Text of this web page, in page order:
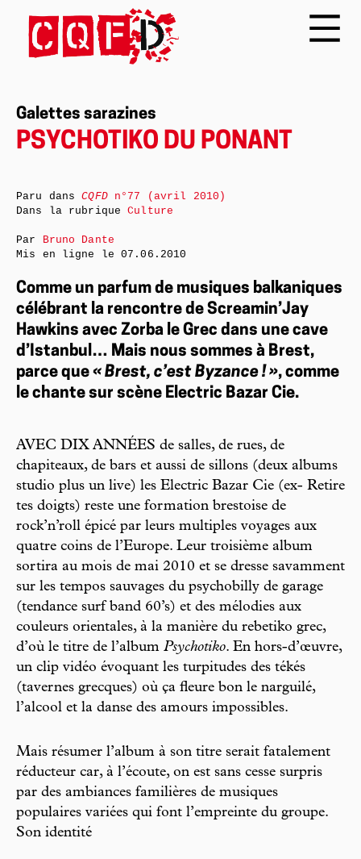
Galettes sarazines
PSYCHOTIKO DU PONANT
Comme un parfum de musiques balkaniques
célébrant la rencontre de Screamin’Jay
Hawkins avec Zorba le Grec dans une cave
d’Istanbul… Mais nous sommes à Brest,
parce que « Brest, c’est Byzance ! », comme
le chante sur scène Electric Bazar Cie.
AVEC DIX ANNÉES de salles, de rues, de
chapiteaux, de bars et aussi de sillons (deux albums
studio plus un live) les Electric Bazar Cie (ex- Retire
tes doigts) reste une formation brestoise de
rock’n’roll épicé par leurs multiples voyages aux
quatre coins de l’Europe. Leur troisième album
sortira au mois de mai 2010 et se dresse savamment
sur les tempos sauvages du psychobilly de garage
(tendance surf band 60’s) et des mélodies aux
couleurs orientales, à la manière du rebetiko grec,
d’où le titre de l’album Psychotiko. En hors-d’œuvre,
un clip vidéo évoquant les turpitudes des tékés
(tavernes grecques) où ça fleure bon le narguilé,
l’alcool et la danse des amours impossibles.
Mais résumer l’album à son titre serait fatalement
réducteur car, à l’écoute, on est sans cesse surpris
par des ambiances familières de musiques
populaires variées qui font l’empreinte du groupe.
Son identité
Paru dansCQFDn°77 (avril 2010)
Dans la rubriqueCulture
Par Bruno Dante
Mis en ligne le07.06.2010